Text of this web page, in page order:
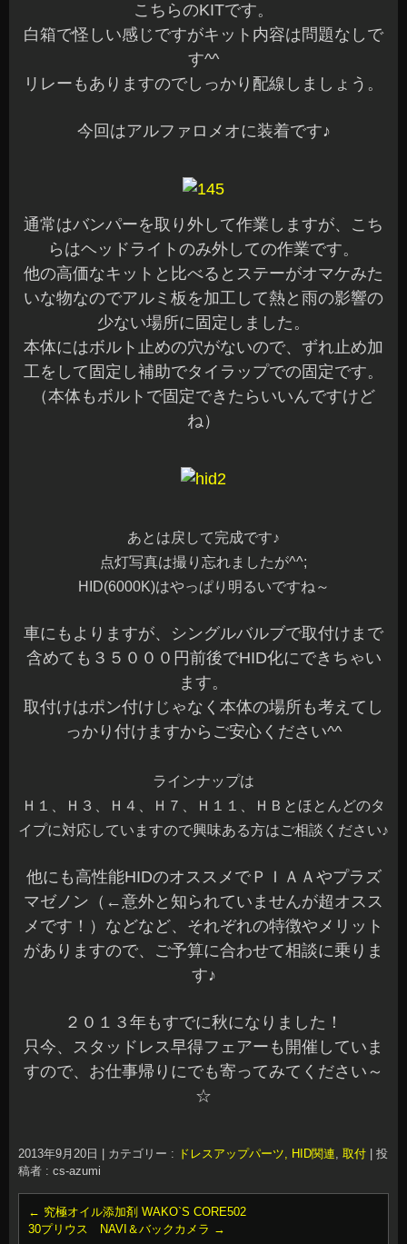
こちらのKITです。
白箱で怪しい感じですがキット内容は問題なしで
す^^
リレーもありますのでしっかり配線しましょう。
今回はアルファロメオに装着です♪
通常はバンパーを取り外して作業しますが、こち
らはヘッドライトのみ外しての作業です。
他の高価なキットと比べるとステーがオマケみた
いな物なのでアルミ板を加工して熱と雨の影響の
少ない場所に固定しました。
本体にはボルト止めの穴がないので、ずれ止め加
工をして固定し補助でタイラップでの固定です。
（本体もボルトで固定できたらいいんですけど
ね）
あとは戻して完成です♪
点灯写真は撮り忘れましたが^^;
HID(6000K)はやっぱり明るいですね～
車にもよりますが、シングルバルブで取付けまで
含めても３５０００円前後でHID化にできちゃい
ます。
取付けはポン付けじゃなく本体の場所も考えてし
っかり付けますからご安心ください^^
ラインナップは
Ｈ１、Ｈ３、Ｈ４、Ｈ７、Ｈ１１、ＨＢとほとんどのタ
イプに対応していますので興味ある方はご相談ください♪
他にも高性能HIDのオススメでＰＩＡＡやプラズ
マゼノン（←意外と知られていませんが超オスス
メです！）などなど、それぞれの特徴やメリット
がありますので、ご予算に合わせて相談に乗りま
す♪
２０１３年もすでに秋になりました！
只今、スタッドレス早得フェアーも開催していま
すので、お仕事帰りにでも寄ってみてください～
☆
2013年9月20日 カテゴリー : ドレスアップパーツ, HID関連, 取付
投
稿者 : cs-azumi
← 究極オイル添加剤 WAKO`S CORE502
30プリウス NAVI＆バックカメラ →